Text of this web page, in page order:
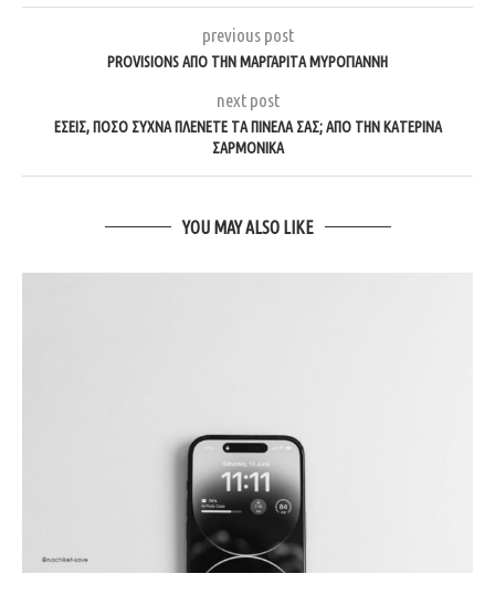
previous post
PROVISIONS ΑΠΌ ΤΗΝ ΜΑΡΓΑΡΊΤΑ ΜΥΡΟΓΙΆΝΝΗ
next post
ΕΣΕΊΣ, ΠΌΣΟ ΣΥΧΝΆ ΠΛΈΝΕΤΕ ΤΑ ΠΙΝΈΛΑ ΣΑΣ; ΑΠΌ ΤΗΝ ΚΑΤΕΡΊΝΑ
ΣΑΡΜΟΝΙΚΆ
YOU MAY ALSO LIKE